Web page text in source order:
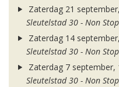
Zaterdag 21
Sleutelstad 30 - Non Stop
Zaterdag 14
Sleutelstad 30 - Non Stop
Zaterdag 7 september,
Sleutelstad 30 - Non Stop